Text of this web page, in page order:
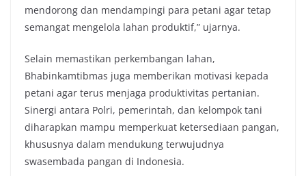
mendorong dan mendampingi para petani agar tetap
semangat mengelola lahan produktif,” ujarnya.
Selain memastikan perkembangan lahan,
Bhabinkamtibmas juga memberikan motivasi kepada
petani agar terus menjaga produktivitas pertanian.
Sinergi antara Polri, pemerintah, dan kelompok tani
diharapkan mampu memperkuat ketersediaan pangan,
khususnya dalam mendukung terwujudnya
swasembada pangan di Indonesia.